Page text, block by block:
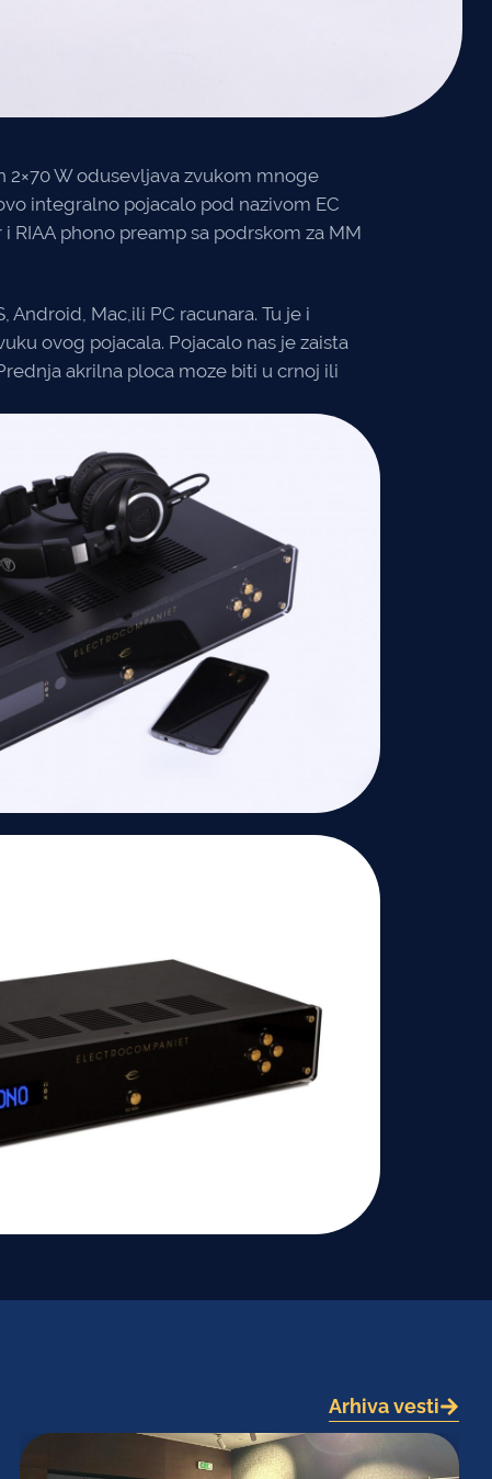
2×70 W odusevljava zvukom mnoge
integralno pojacalo pod nazivom EC
i RIAA phono preamp sa podrskom za MM
Mac,ili PC racunara. Tu je i
ovog pojacala. Pojacalo nas je zaista
akrilna ploca moze biti u crnoj ili
Arhiva vesti